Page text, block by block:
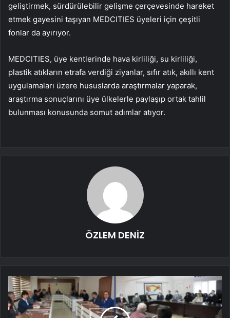
geliştirmek, sürdürülebilir gelişme çerçevesinde hareket
etmek gayesini taşıyan MEDCITIES üyeleri için çeşitli
fonlar da ayırıyor.
MEDCITIES, üye kentlerinde hava kirliliği, su kirliliği,
plastik atıkların etrafa verdiği ziyanlar, sıfır atık, akıllı kent
uygulamaları üzere hususlarda araştırmalar yaparak,
araştırma sonuçlarını üye ülkelerle paylaşıp ortak tahlil
bulunması konusunda somut adımlar atıyor.
ÖZLEM DENİZ